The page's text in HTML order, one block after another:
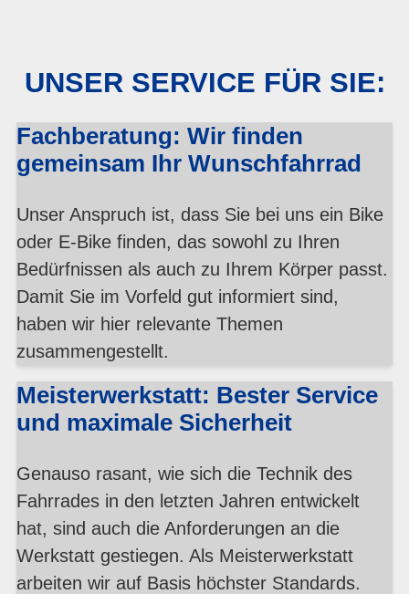
UNSER SERVICE FÜR SIE:
Fachberatung: Wir finden
gemeinsam Ihr Wunschfahrrad
Unser Anspruch ist, dass Sie bei uns ein Bike
oder E-Bike finden, das sowohl zu Ihren
Bedürfnissen als auch zu Ihrem Körper passt.
Damit Sie im Vorfeld gut informiert sind,
haben wir hier relevante Themen
zusammengestellt.
Meisterwerkstatt: Bester Service
und maximale Sicherheit
Genauso rasant, wie sich die Technik des
Fahrrades in den letzten Jahren entwickelt
hat, sind auch die Anforderungen an die
Werkstatt gestiegen. Als Meisterwerkstatt
arbeiten wir auf Basis höchster Standards.